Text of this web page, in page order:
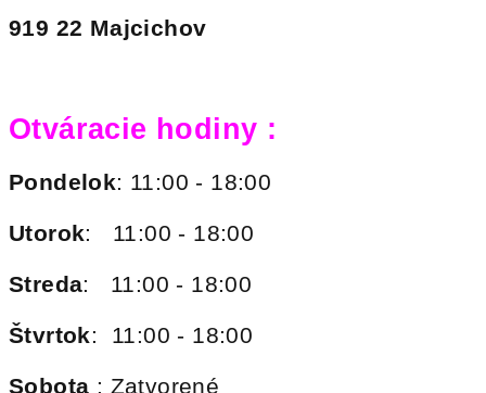
919 22 Majcichov
Otváracie hodiny :
Pondelok: 11:00 - 18:00
Utorok: 11:00 - 18:00
Streda: 11:00 - 18:00
Štvrtok: 11:00 - 18:00
Sobota : Zatvorené